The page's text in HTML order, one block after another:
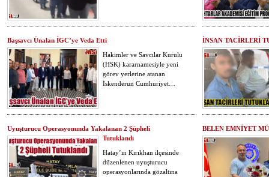
Başsavcı Ünalan İGC’ye Veda Etti
Hakimler ve Savcılar Kurulu
(HSK) kararnamesiyle yeni
görev yerlerine atanan
İskenderun Cumhuriyet…
İNSAN TACİRLERİ
Uyuşturucu Operasyonunda Yakalanan 2 Şüpheli
Tutuklandı
Hatay’ın Kırıkhan ilçesinde
düzenlenen uyuşturucu
operasyonlarında gözaltına
BELEN EMNİYET